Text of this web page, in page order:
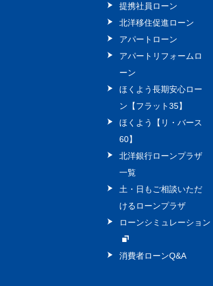
提携社員ローン
北洋移住促進ローン
アパートローン
アパートリフォームロ
ーン
ほくよう長期安心ロー
ン【フラット35】
ほくよう【リ・バース
60】
北洋銀行ローンプラザ
一覧
土・日もご相談いただ
けるローンプラザ
ローンシミュレーション
消費者ローンQ&A